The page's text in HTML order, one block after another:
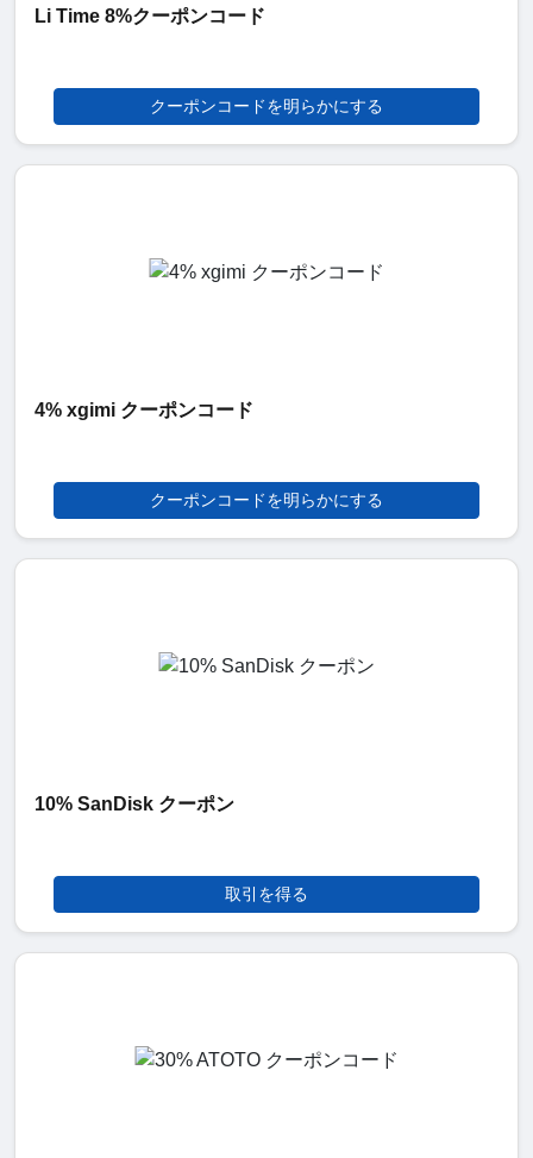
Li Time 8%クーポンコード
クーポンコードを明らかにする
4% xgimi クーポンコード
クーポンコードを明らかにする
10% SanDisk クーポン
取引を得る